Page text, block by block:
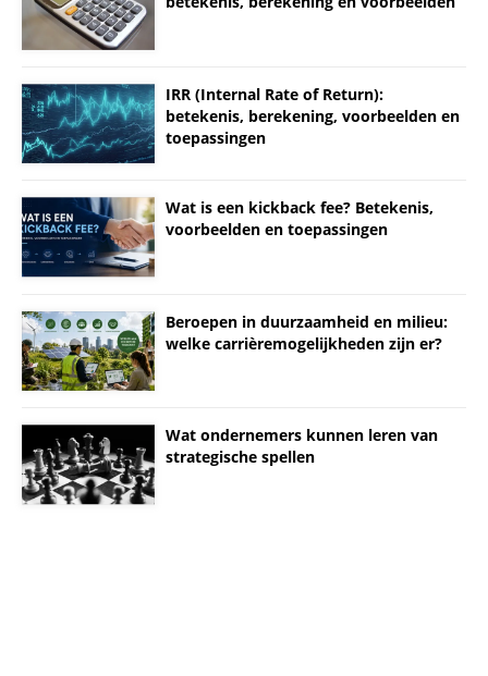
IRR (Internal Rate of Return):
betekenis, berekening, voorbeelden en
toepassingen
Wat is een kickback fee? Betekenis,
voorbeelden en toepassingen
Beroepen in duurzaamheid en milieu:
welke carrièremogelijkheden zijn er?
Wat ondernemers kunnen leren van
strategische spellen